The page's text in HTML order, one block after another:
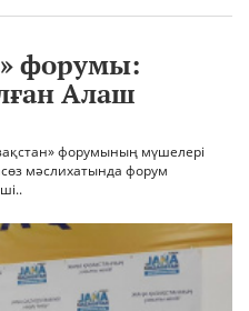
форумы:
Алаш
форумының мүшелері
мәслихатында форум